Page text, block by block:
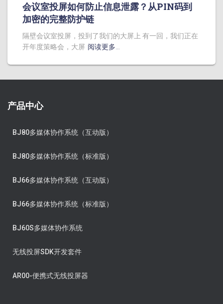
会议室投屏如何防止信息泄露？从PIN码到
加密的完整防护链
隔壁会议室投屏，投到了我们的大屏上 有一回，我们正在
开年度策略会，大屏 阅读更多…
产品中心
BJ80多媒体协作系统（互动版）
BJ80多媒体协作系统（标准版）
BJ66多媒体协作系统（互动版）
BJ66多媒体协作系统（标准版）
BJ60S多媒体协作系统
无线投屏SDK开发套件
AR00-便携式无线投屏器